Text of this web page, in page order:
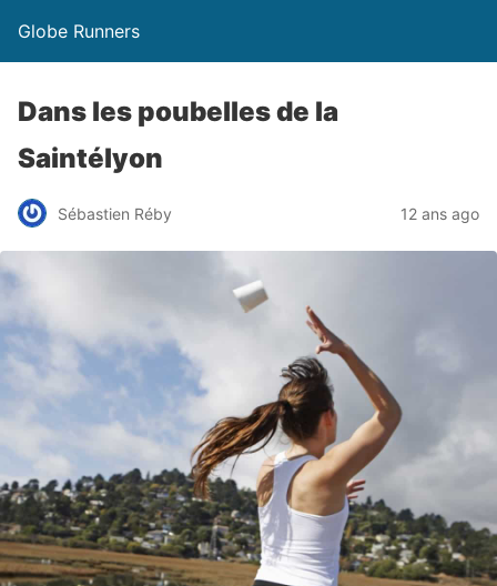
Globe Runners
Dans les poubelles de la
Saintélyon
Sébastien Réby 12 ans ago